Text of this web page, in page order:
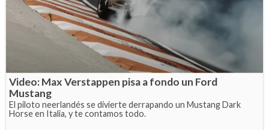
Video: Max Verstappen pisa a fondo un Ford
Mustang
El piloto neerlandés se divierte derrapando un Mustang Dark
Horse en Italia, y te contamos todo.